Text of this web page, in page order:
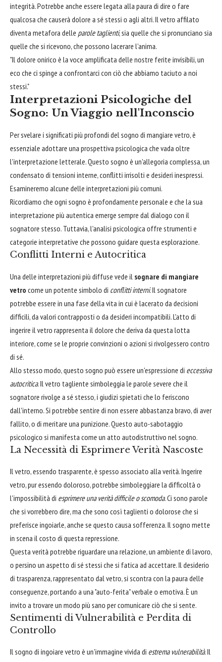
integrità. Potrebbe anche essere legata alla paura di dire o fare
qualcosa che causerà dolore a sé stessi o agli altri. Il vetro affilato
diventa metafora delle parole taglienti, sia quelle che si pronunciano sia
quelle che si ricevono, che possono lacerare l'anima.
"Il dolore onirico è la voce amplificata delle nostre ferite invisibili, un
eco che ci spinge a confrontarci con ciò che abbiamo taciuto a noi
stessi."
Interpretazioni Psicologiche del
Sogno: Un Viaggio nell'Inconscio
Per svelare i significati più profondi del sogno di mangiare vetro, è
essenziale adottare una prospettiva psicologica che vada oltre
l'interpretazione letterale. Questo sogno è un'allegoria complessa, un
condensato di tensioni interne, conflitti irrisolti e desideri inespressi.
Esamineremo alcune delle interpretazioni più comuni.
Ricordiamo che ogni sogno è profondamente personale e che la sua
interpretazione più autentica emerge sempre dal dialogo con il
sognatore stesso. Tuttavia, l'analisi psicologica offre strumenti e
categorie interpretative che possono guidare questa esplorazione.
Conflitti Interni e Autocritica
Una delle interpretazioni più diffuse vede il sognare di mangiare
vetro come un potente simbolo di conflitti interni. Il sognatore
potrebbe essere in una fase della vita in cui è lacerato da decisioni
difficili, da valori contrapposti o da desideri incompatibili. L'atto di
ingerire il vetro rappresenta il dolore che deriva da questa lotta
interiore, come se le proprie convinzioni o azioni si rivolgessero contro
di sé.
Allo stesso modo, questo sogno può essere un'espressione di eccessiva
autocritica. Il vetro tagliente simboleggia le parole severe che il
sognatore rivolge a sé stesso, i giudizi spietati che lo feriscono
dall'interno. Si potrebbe sentire di non essere abbastanza bravo, di aver
fallito, o di meritare una punizione. Questo auto-sabotaggio
psicologico si manifesta come un atto autodistruttivo nel sogno.
La Necessità di Esprimere Verità Nascoste
Il vetro, essendo trasparente, è spesso associato alla verità. Ingerire
vetro, pur essendo doloroso, potrebbe simboleggiare la difficoltà o
l'impossibilità di esprimere una verità difficile o scomoda. Ci sono parole
che si vorrebbero dire, ma che sono così taglienti o dolorose che si
preferisce ingoiarle, anche se questo causa sofferenza. Il sogno mette
in scena il costo di questa repressione.
Questa verità potrebbe riguardare una relazione, un ambiente di lavoro,
o persino un aspetto di sé stessi che si fatica ad accettare. Il desiderio
di trasparenza, rappresentato dal vetro, si scontra con la paura delle
conseguenze, portando a una "auto-ferita" verbale o emotiva. È un
invito a trovare un modo più sano per comunicare ciò che si sente.
Sentimenti di Vulnerabilità e Perdita di
Controllo
Il sogno di ingoiare vetro è un'immagine vivida di estrema vulnerabilità. Il